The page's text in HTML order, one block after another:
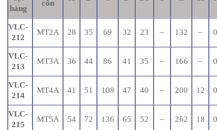
hàng
côn
VLC-
212
MT2A 28 35 69 32 23 – 132 –
VLC-
213
MT3A 36 44 86 41 35 – 166 –
VLC-
214
MT4A 41 51 108 47 40 – 200 12
VLC-
215
MT5A 54 72 136 65 52 – 262 18